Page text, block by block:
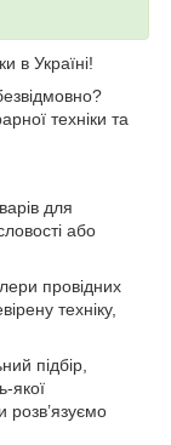
в Україні!
техніки та
для
або
провідних
техніку,
підбір,
якої